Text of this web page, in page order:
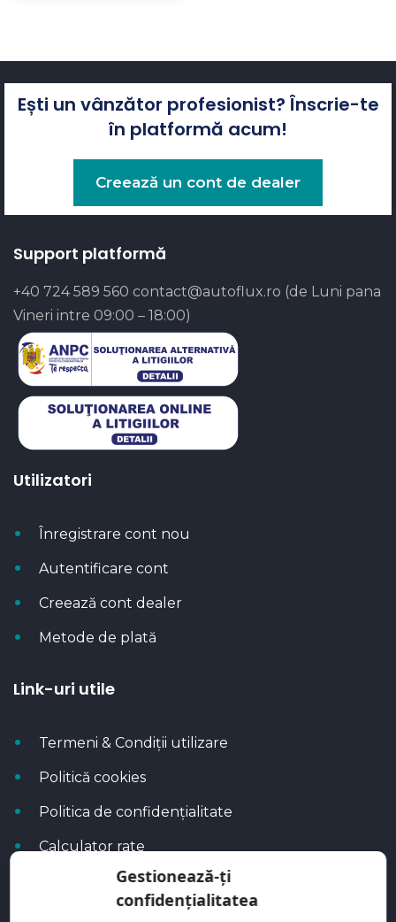
Gestionează-ți
confidențialitatea
Ești un vânzător profesionist? Înscrie-te
în platformă acum!
Creează un cont de dealer
Support platformă
+40 724 589 560 contact@autoflux.ro (de Luni pana
Vineri intre 09:00 – 18:00)
Utilizatori
Înregistrare cont nou
Autentificare cont
Creează cont dealer
Metode de plată
Link-uri utile
Termeni & Condiții utilizare
Politică cookies
Politica de confidențialitate
Calculator rate
Blog Autoflux